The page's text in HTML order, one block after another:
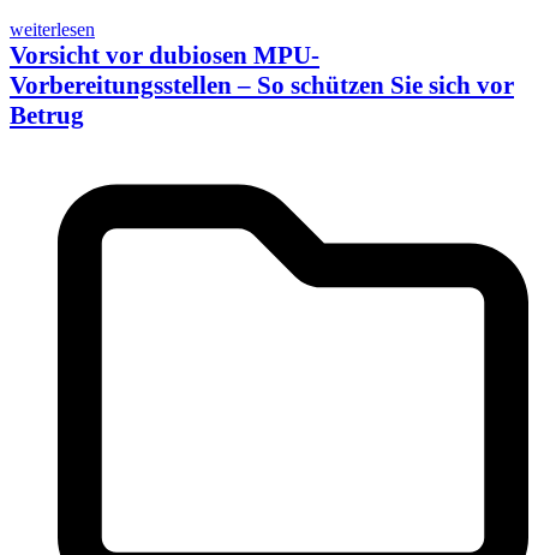
weiterlesen
Vorsicht vor dubiosen MPU-
Vorbereitungsstellen – So schützen Sie sich vor
Betrug